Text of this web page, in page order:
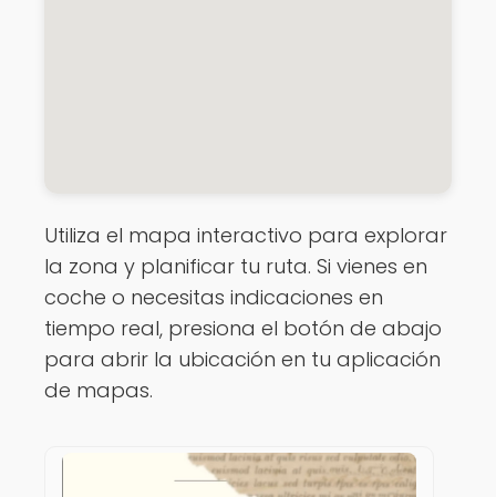
Utiliza el mapa interactivo para explorar
la zona y planificar tu ruta. Si vienes en
coche o necesitas indicaciones en
tiempo real, presiona el botón de abajo
para abrir la ubicación en tu aplicación
de mapas.